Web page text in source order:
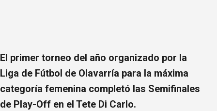
El primer torneo del año organizado por la
Liga de Fútbol de Olavarría para la máxima
categoría femenina completó las Semifinales
de Play-Off en el Tete Di Carlo.